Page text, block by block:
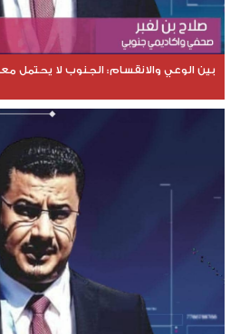
بين الوعي والانقسام: الجنوب لا يحتمل